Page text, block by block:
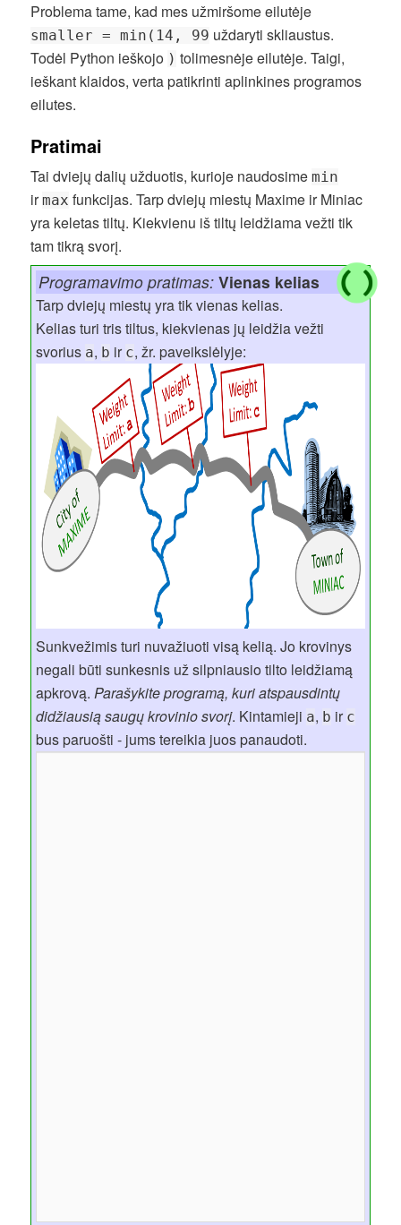
Problema tame, kad mes užmiršome eilutėje
smaller = min(14, 99 uždaryti skliaustus.
Todėl Python ieškojo ) tolimesnėje eilutėje. Taigi,
ieškant klaidos, verta patikrinti aplinkines programos
eilutes.
Pratimai
Tai dviejų dalių užduotis, kurioje naudosimemin
irmax funkcijas. Tarp dviejų miestų Maxime ir Miniac
yra keletas tiltų. Kiekvienu iš tiltų leidžiama vežti tik
tam tikrą svorį.
Programavimo pratimas: Vienas kelias
Tarp dviejų miestų yra tik vienas kelias.
Kelias turi tris tiltus, kiekvienas jų leidžia vežti
svorius a, b ir c, žr. paveikslėlyje:
Sunkvežimis turi nuvažiuoti visą kelią. Jo krovinys
negali būti sunkesnis už silpniausio tilto leidžiamą
apkrovą.Parašykite programą, kuri atspausdintų
didžiausią saugų krovinio svorį. Kintamieji a, b ir c
bus paruošti - jums tereikia juos panaudoti.